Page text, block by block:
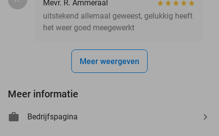
Mevr. R. Ammeraal
uitstekend allemaal geweest, gelukkig heeft
het weer goed meegewerkt
Meer weergeven
Meer informatie
Bedrijfspagina